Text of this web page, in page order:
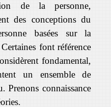
de la personne,
des conceptions du
basées sur la
font référence
fondamental,
un ensemble de
Prenons connaissance